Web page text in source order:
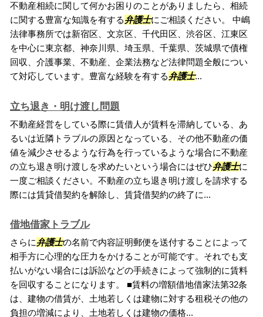
不動産相続に関して何かお困りのことがありましたら、相続
に関する豊富な知識を有する弁護士にご相談ください。 中嶋
法律事務所では新宿区、文京区、千代田区、渋谷区、江東区
を中心に東京都、神奈川県、埼玉県、千葉県、茨城県で債権
回収、介護事業、不動産、企業法務など法律問題全般につい
て対応しています。豊富な経験を有する弁護士...
立ち退き・明け渡し問題
不動産経営をしている際に賃借人が賃料を滞納している、あ
るいは近隣トラブルの原因となっている、その他不動産の価
値を減少させるような行為を行っているような場合に不動産
の立ち退き明け渡しを求めたいという場合にはぜひ弁護士に
一度ご相談ください。不動産の立ち退き明け渡しを請求する
際には賃貸借契約を解除し、賃貸借契約の終了に...
借地借家トラブル
さらに弁護士の名前で内容証明郵便を送付することによって
相手方に心理的な圧力をかけることが可能です。それでも支
払いがない場合には訴訟などの手続きによって強制的に賃料
を回収することになります。 ■賃料の増額借地借家法第32条
は、建物の借賃が、土地若しくは建物に対する租税その他の
負担の増減により、土地若しくは建物の価格...